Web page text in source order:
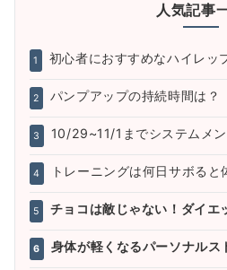
人気記事
1 初心者におすすめなハイレッ
2 パンプアップの持続時間は？
3 10/29~11/1までシステムメ
4 トレーニングは何日サボると
5 チョコは敵じゃない！ダイエ
6 身体が軽くなるパーソナルス